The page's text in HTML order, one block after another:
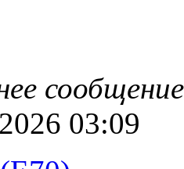
сообщение
03:09